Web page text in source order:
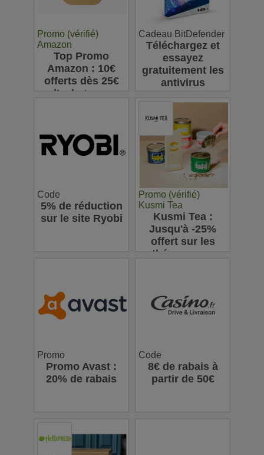
Promo (vérifié)
Amazon
Top Promo
Amazon : 10€
offerts dès 25€
d’achats sur
Cadeau BitDefender
Téléchargez et
essayez
gratuitement les
antivirus
Code
5% de réduction
sur le site Ryobi
Promo (vérifié)
Kusmi Tea
Kusmi Tea :
Jusqu'à -25%
offert sur les
thés en vrac
Promo
Promo Avast :
20% de rabais
Code
8€ de rabais à
partir de 50€